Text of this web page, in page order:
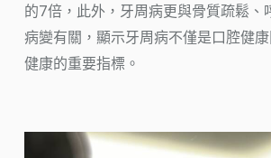
的7倍，此外，牙周病更與骨質疏鬆、
病變有關，顯示牙周病不僅是口腔健
健康的重要指標。